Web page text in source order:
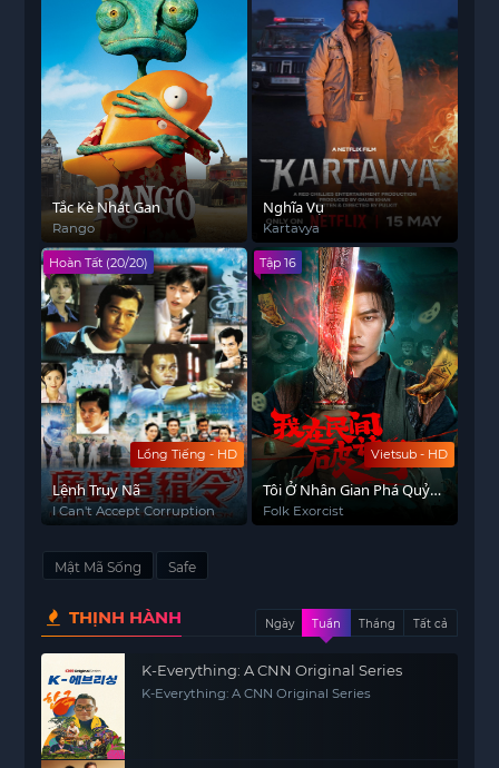
Tắc Kè Nhát Gan
Rango
Nghĩa Vụ
Kartavya
Lồng Tiếng - HD
Hoàn Tất (20/20)
Lệnh Truy Nã
I Can't Accept Corruption
Vietsub - HD
Tập 16
Tôi Ở Nhân Gian Phá Quỷ
Sự
Folk Exorcist
Mật Mã Sống Safe
THỊNH HÀNH Ngày Tuần Tháng Tất cả
K-Everything: A CNN Original Series
K-Everything: A CNN Original Series